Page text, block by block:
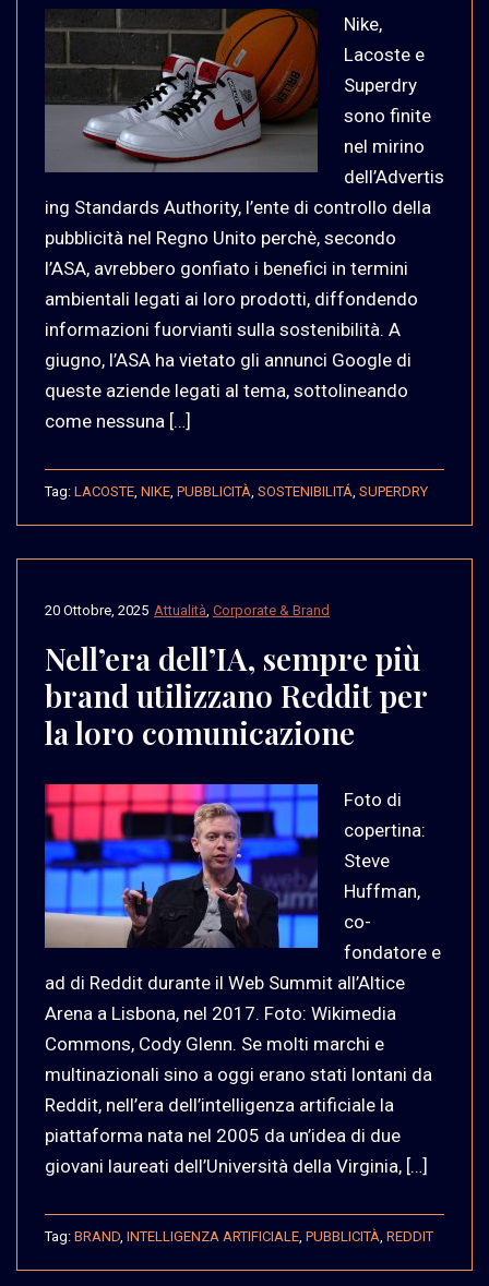
Nike,
Lacoste e
Superdry
sono finite
nel mirino
dell’Advertis
ing Standards Authority, l’ente di controllo della
pubblicità nel Regno Unito perchè, secondo
l’ASA, avrebbero gonfiato i benefici in termini
ambientali legati ai loro prodotti, diffondendo
informazioni fuorvianti sulla sostenibilità. A
giugno, l’ASA ha vietato gli annunci Google di
queste aziende legati al tema, sottolineando
come nessuna […]
Tag: LACOSTE NIKE PUBBLICITÀ SOSTENIBILITÁ SUPERDRY
Attualità Corporate & Brand
20 Ottobre, 2025
Nell’era dell’IA, sempre più
brand utilizzano Reddit per
la loro comunicazione
Foto di
copertina:
Steve
Huffman,
co-
fondatore e
ad di Reddit durante il Web Summit all’Altice
Arena a Lisbona, nel 2017. Foto: Wikimedia
Commons, Cody Glenn. Se molti marchi e
multinazionali sino a oggi erano stati lontani da
Reddit, nell’era dell’intelligenza artificiale la
piattaforma nata nel 2005 da un’idea di due
giovani laureati dell’Università della Virginia, […]
Tag: BRAND INTELLIGENZA ARTIFICIALE PUBBLICITÀ REDDIT